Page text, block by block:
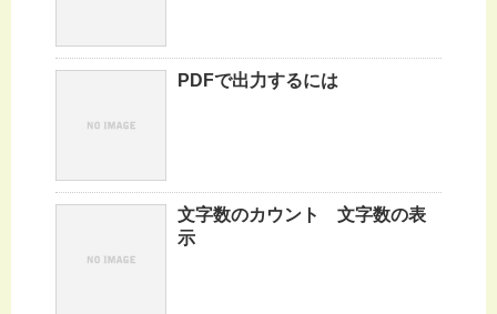
PDFで出力するには
文字数のカウント 文字数の表
示